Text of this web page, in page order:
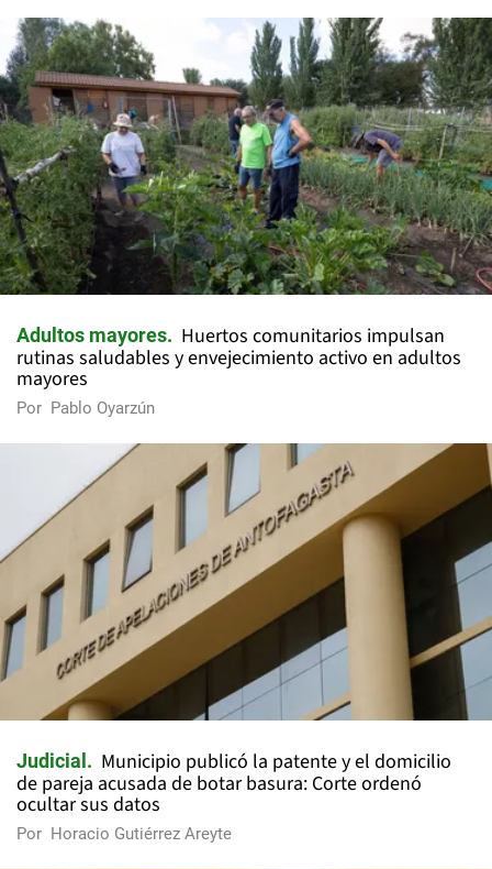
Adultos mayores
Huertos comunitarios impulsan
rutinas saludables y envejecimiento activo en adultos
mayores
Por Pablo Oyarzún
Judicial
Municipio publicó la patente y el domicilio
de pareja acusada de botar basura: Corte ordenó
ocultar sus datos
Por Horacio Gutiérrez Areyte